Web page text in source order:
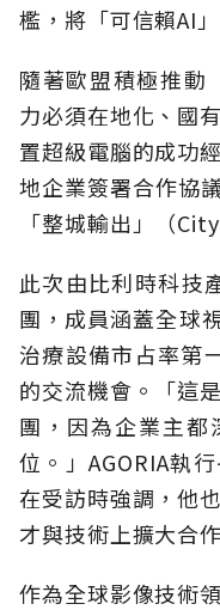
檻，將「可信賴AI
隨著歐盟積極推動
力必須在地化、國
置超級電腦的成功
地企業簽署合作協
「整城輸出」（
此次由比利時科技
團，成員涵蓋全球
治療設備市占率第
的交流機會。「這
團，因為企業主都
位。」AGORIA執
在受訪時強調，他
才與技術上擴大合
作為全球影像技術